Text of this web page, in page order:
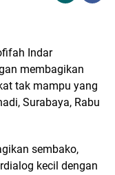
Indar
membagikan
tak mampu yang
Surabaya, Rabu
sembako,
kecil dengan